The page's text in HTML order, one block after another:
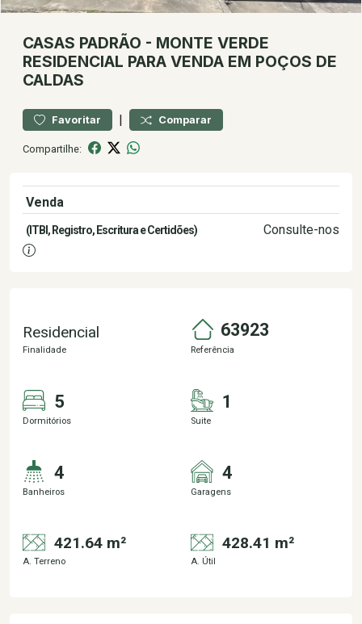
CASAS PADRÃO - MONTE VERDE
RESIDENCIAL PARA VENDA EM POÇOS DE
CALDAS
Favoritar | Comparar
Compartilhe:
Venda
(ITBI, Registro, Escritura e Certidões) Consulte-nos
Residencial
Finalidade
63923
Referência
5
Dormitórios
1
Suite
4
Banheiros
4
Garagens
421.64 m²
A. Terreno
428.41 m²
A. Útil